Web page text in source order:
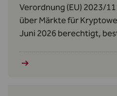
Verordnung (EU) 2023/
über Märkte für
Juni 2026 berechtigt,